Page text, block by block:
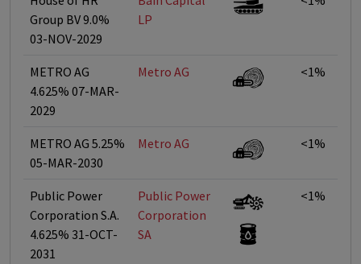
Group BV 9.0%
03-NOV-2029
LP
METRO AG
4.625% 07-MAR-
2029
Metro AG <1%
METRO AG 5.25%
05-MAR-2030
Metro AG <1%
Public Power
Corporation S.A.
4.625% 31-OCT-
2031
Public Power
Corporation
SA
<1%